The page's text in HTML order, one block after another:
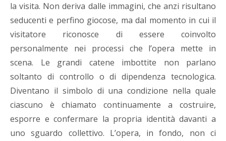
la visita. Non deriva dalle immagini, che anzi risultano
seducenti e perfino giocose, ma dal momento in cui il
visitatore riconosce di essere coinvolto
personalmente nei processi che l’opera mette in
scena. Le grandi catene imbottite non parlano
soltanto di controllo o di dipendenza tecnologica.
Diventano il simbolo di una condizione nella quale
ciascuno è chiamato continuamente a costruire,
esporre e confermare la propria identità davanti a
uno sguardo collettivo. L’opera, in fondo, non ci